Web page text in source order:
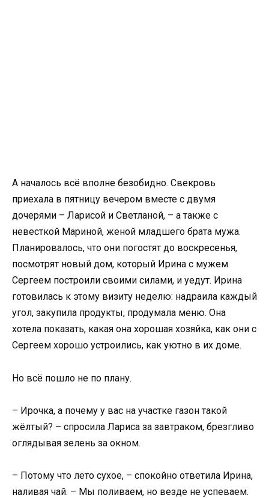
А началось всё вполне безобидно. Свекровь
приехала в пятницу вечером вместе с двумя
дочерями – Ларисой и Светланой, – а также с
невесткой Мариной, женой младшего брата мужа.
Планировалось, что они погостят до воскресенья,
посмотрят новый дом, который Ирина с мужем
Сергеем построили своими силами, и уедут. Ирина
готовилась к этому визиту неделю: надраила каждый
угол, закупила продукты, продумала меню. Она
хотела показать, какая она хорошая хозяйка, как они с
Сергеем хорошо устроились, как уютно в их доме.
Но всё пошло не по плану.
– Ирочка, а почему у вас на участке газон такой
жёлтый? – спросила Лариса за завтраком, брезгливо
оглядывая зелень за окном.
– Потому что лето сухое, – спокойно ответила Ирина,
наливая чай. – Мы поливаем, но везде не успеваем.